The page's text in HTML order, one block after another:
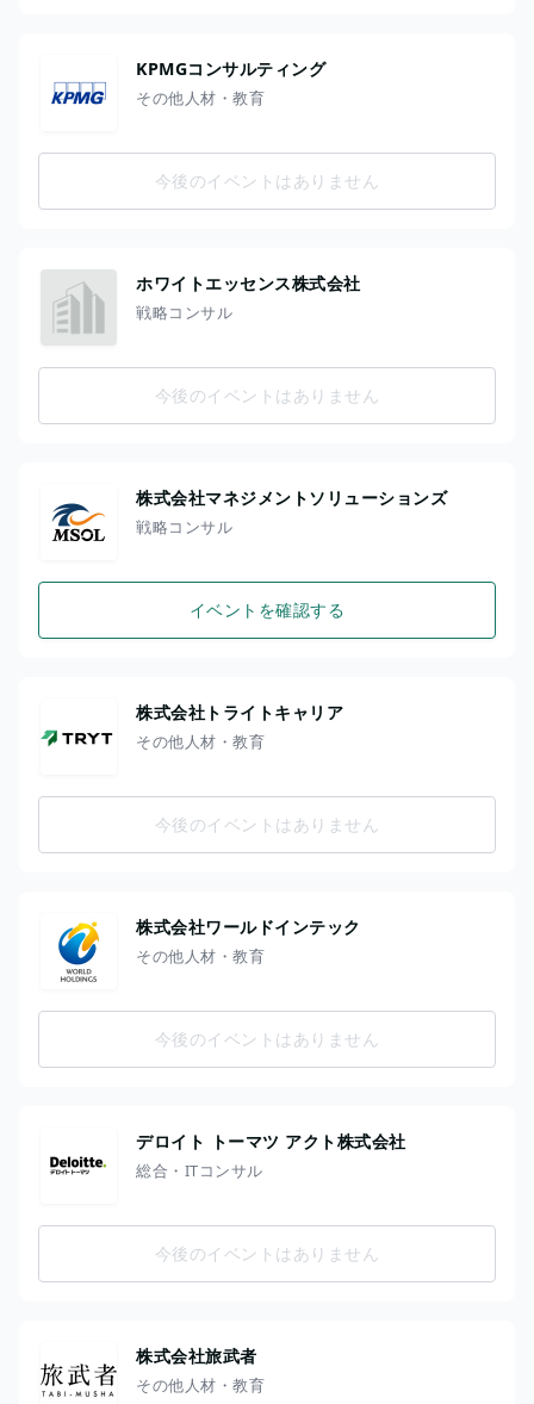
KPMGコンサルティング
その他人材・教育
今後のイベントはありません
ホワイトエッセンス株式会社
戦略コンサル
今後のイベントはありません
株式会社マネジメントソリューションズ
戦略コンサル
イベントを確認する
株式会社トライトキャリア
その他人材・教育
今後のイベントはありません
株式会社ワールドインテック
その他人材・教育
今後のイベントはありません
デロイト トーマツ アクト株式会社
総合・ITコンサル
今後のイベントはありません
株式会社旅武者
その他人材・教育